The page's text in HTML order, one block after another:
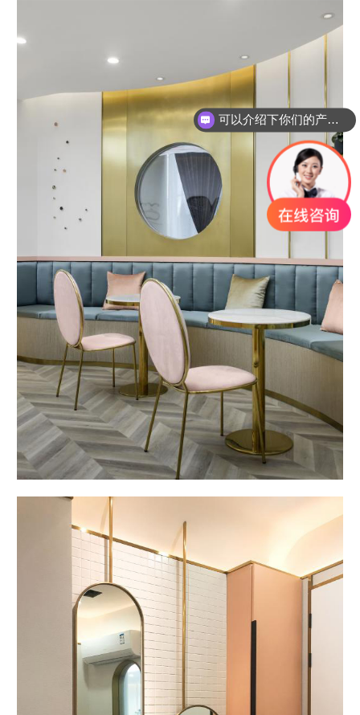
可以介绍下你们的产品么？